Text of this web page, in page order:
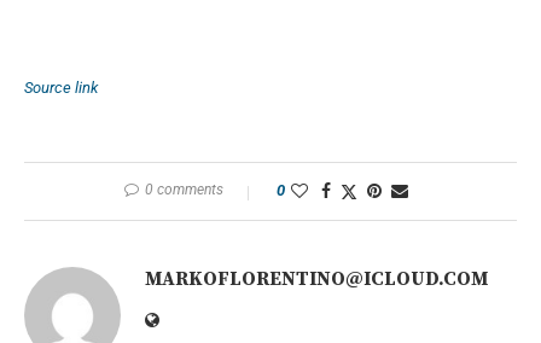
Source link
0 comments 0
MARKOFLORENTINO@ICLOUD.COM